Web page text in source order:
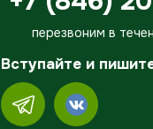
перезвоним в
Вступайте и